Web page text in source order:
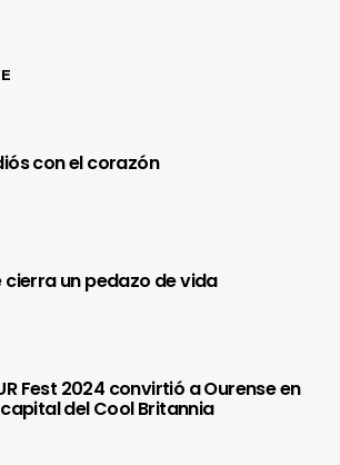
con el corazón
cierra un pedazo de vida
Fest 2024 convirtió a Ourense en
del Cool Britannia